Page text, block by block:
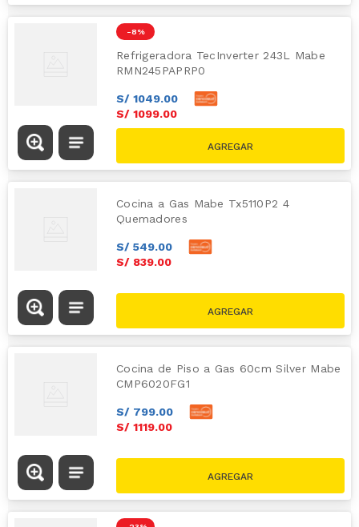
-8 %
Refrigeradora TecInverter 243L Mabe
RMN245PAPRP0
S/ 1049.00
S/ 1099.00
S/1199.00
Cocina a Gas Mabe Tx5110P2 4
Quemadores
S/ 549.00
S/ 839.00
Cocina de Piso a Gas 60cm Silver Mabe
CMP6020FG1
S/ 799.00
S/ 1119.00